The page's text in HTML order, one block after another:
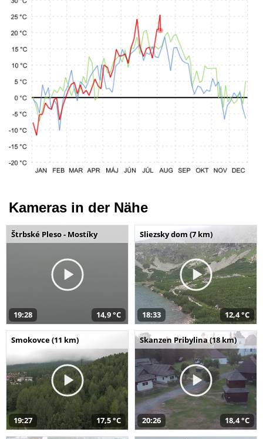
Kameras in der Nähe
Štrbské Pleso - Mostíky
19:28 14,9 °C
Sliezsky dom (7 km)
18:33 12,4 °C
Smokovce (11 km)
19:27 17,5 °C
Skanzen Pribylina (18 km)
20:26 18,4 °C